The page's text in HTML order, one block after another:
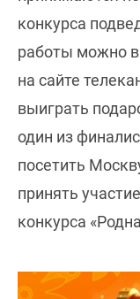
конкурса
работы можно в
на сайте
выиграть
один из
посетить
принять
конкурса